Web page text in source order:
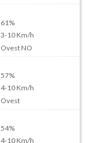
61%
3-10Km/h
Ovest NO
57%
4-10Km/h
Ovest
54%
4-10Km/h